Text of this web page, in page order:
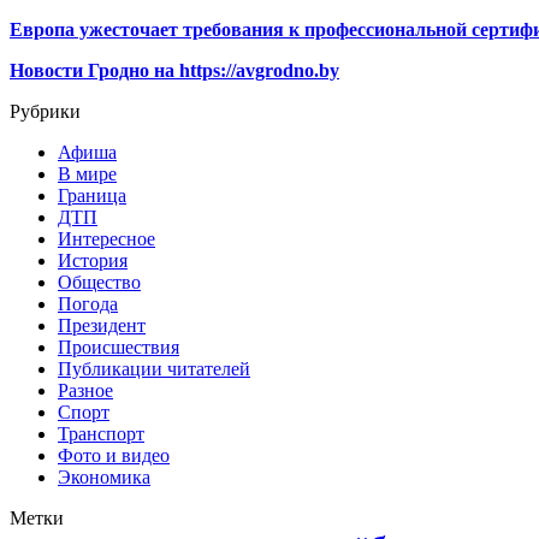
Европа ужесточает требования к профессиональной
Новости Гродно на https://avgrodno.by
Рубрики
Афиша
В мире
Граница
ДТП
Интересное
История
Общество
Погода
Президент
Происшествия
Публикации читателей
Разное
Спорт
Транспорт
Фото и видео
Экономика
Метки